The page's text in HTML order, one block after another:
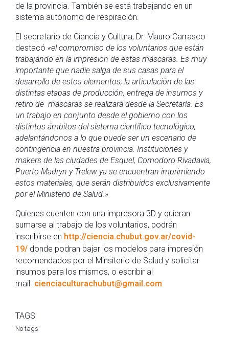
de la provincia. También se está trabajando en un
sistema autónomo de respiración.
El secretario de Ciencia y Cultura, Dr. Mauro Carrasco
destacó «el compromiso de los voluntarios que están
trabajando en la impresión de estas máscaras. Es muy
importante que nadie salga de sus casas para el
desarrollo de estos elementos, la articulación de las
distintas etapas de producción, entrega de insumos y
retiro de máscaras se realizará desde la Secretaría. Es
un trabajo en conjunto desde el gobierno con los
distintos ámbitos del sistema científico tecnológico,
adelantándonos a lo que puede ser un escenario de
contingencia en nuestra provincia. Instituciones y
makers de las ciudades de Esquel, Comodoro Rivadavia,
Puerto Madryn y Trelew ya se encuentran imprimiendo
estos materiales, que serán distribuidos exclusivamente
por el Ministerio de Salud.»
Quienes cuenten con una impresora 3D y quieran
sumarse al trabajo de los voluntarios, podrán
inscribirse en http://ciencia.chubut.gov.ar/covid-
19/ donde podran bajar los modelos para impresión
recomendados por el Minsiterio de Salud y solicitar
insumos para los mismos, o escribir al
mail cienciaculturachubut@gmail.com
TAGS
No tags